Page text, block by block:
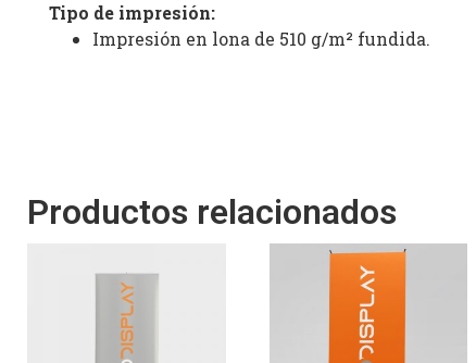
Tipo de impresión:
Impresión en lona de 510 g/m² fundida.
Productos relacionados